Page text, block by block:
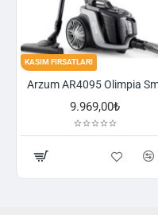
Arzum AR4095 Olimpia Smart Cyclone Filtreli Süpürge - Füme
KASIM FIRSATLARI